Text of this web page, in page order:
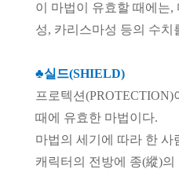
이 마법이 유효할 때에는
성, 카리스마성 등의 수치
♣실드(SHIELD)
프로텍션
때에 유효한 마법이다.
마법의 세기에 따라 한
캐릭터의 전방에 종(縱)